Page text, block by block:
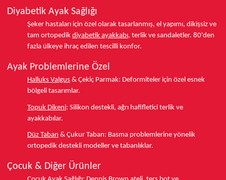
Diyabetik Ayak Sağlığı
Şeker hastaları için özel olarak tasarlanmış, el yapımı, dikişsiz ve
tam ortopedik diyabetik ayakkabı, terlik ve sandaletler. 80'den
fazla ülkeye ihraç edilen tescilli konfor.
Ayak Problemlerine Özel
Halluks Valgus & Çekiç Parmak: Deformiteler için özel esnek
bölgeli tasarımlar.
Topuk Dikeni: Silikon destekli, ağrı hafifletici terlik ve
ayakkabılar.
Düz Taban & Çukur Taban: Basma problemlerine yönelik
ortopedik destekli modeller ve tabanlıklar.
Çocuk & Diğer Ürünler